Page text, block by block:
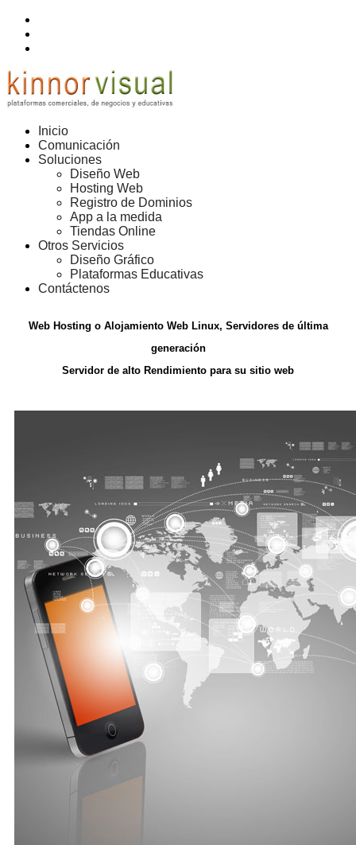
Inicio
Comunicación
Soluciones
Diseño Web
Hosting Web
Registro de Dominios
App a la medida
Tiendas Online
Otros Servicios
Diseño Gráfico
Plataformas Educativas
Contáctenos
Web Hosting o Alojamiento WebLinux, Servidoresde última
generación
Servidor de alto Rendimiento para su sitio web